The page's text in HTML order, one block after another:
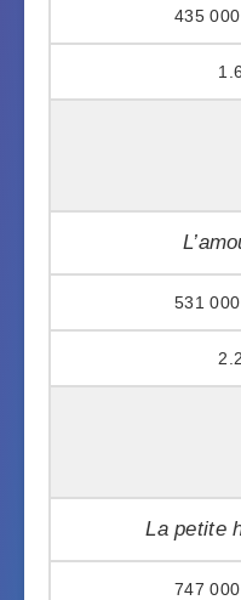
435 000
531 000
La petite
747 000